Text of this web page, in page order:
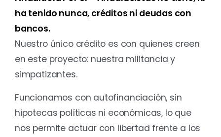
ha tenido nunca, créditos ni deudas con
bancos.
Nuestro único crédito es con quienes creen
en este proyecto: nuestra militancia y
simpatizantes.
Funcionamos con autofinanciación, sin
hipotecas políticas ni económicas, lo que
nos permite actuar con libertad frente a los